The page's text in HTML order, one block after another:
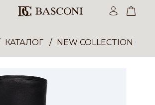
КАТАЛОГ NEW COLLECTION